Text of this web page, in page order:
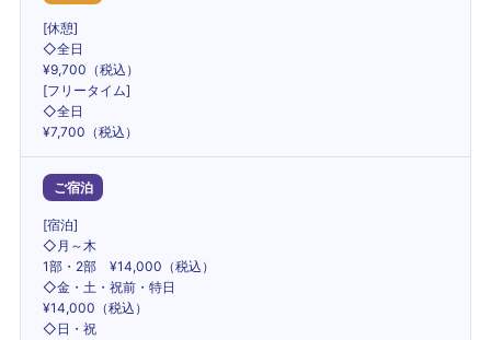
[休憩]
◇全日
¥9,700（税込）
[フリータイム]
◇全日
¥7,700（税込）
ご宿泊
[宿泊]
◇月～木
1部・2部 ¥14,000（税込）
◇金・土・祝前・特日
¥14,000（税込）
◇日・祝